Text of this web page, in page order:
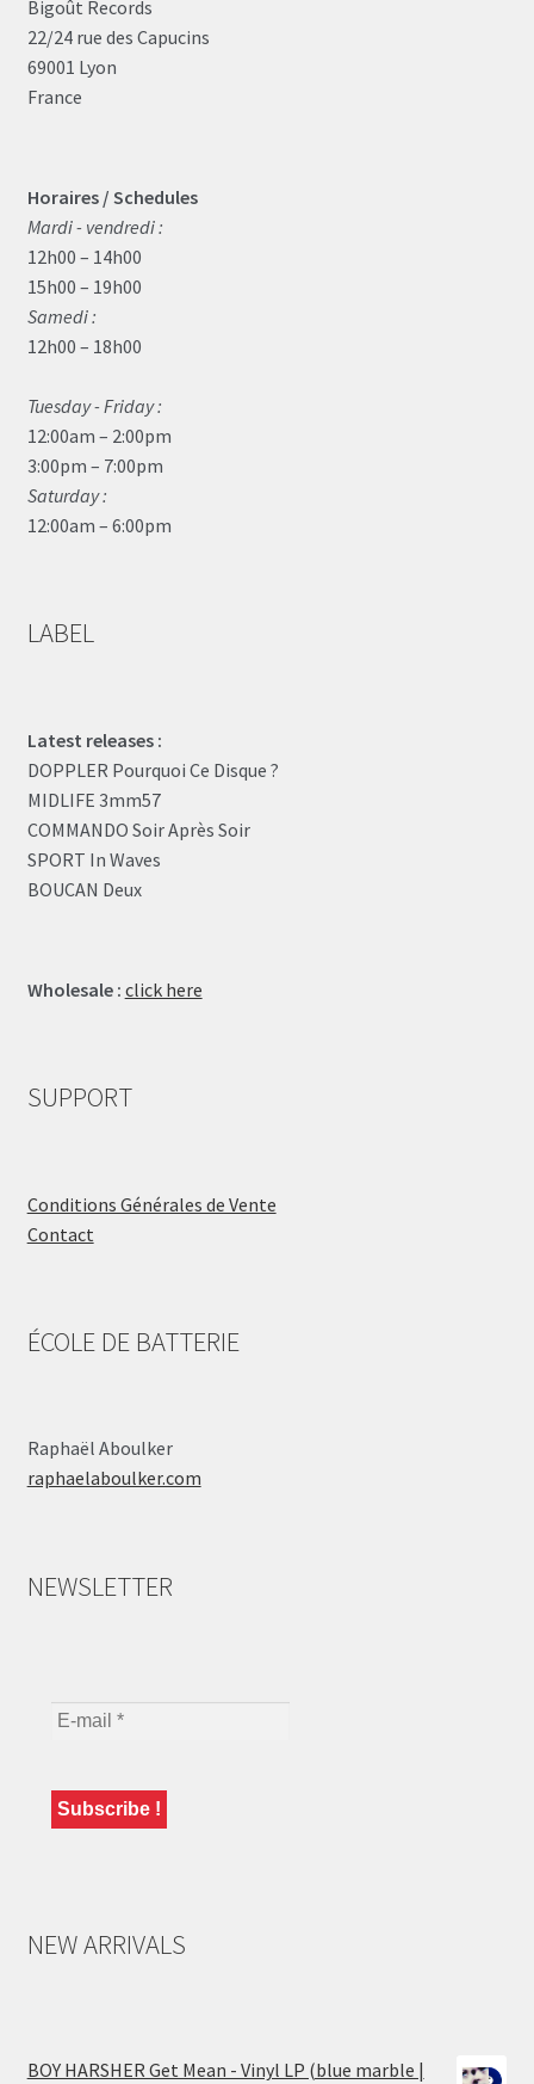
Bigoût Records
22/24 rue des Capucins
69001 Lyon
France
Horaires / Schedules
Mardi - vendredi :
12h00 – 14h00
15h00 – 19h00
Samedi :
12h00 – 18h00
Tuesday - Friday :
12:00am – 2:00pm
3:00pm – 7:00pm
Saturday :
12:00am – 6:00pm
LABEL
Latest releases :
DOPPLER Pourquoi Ce Disque ?
MIDLIFE 3mm57
COMMANDO Soir Après Soir
SPORT In Waves
BOUCAN Deux
Wholesale : click here
SUPPORT
Conditions Générales de Vente
Contact
ÉCOLE DE BATTERIE
Raphaël Aboulker
raphaelaboulker.com
NEWSLETTER
NEW ARRIVALS
BOY HARSHER Get Mean - Vinyl LP (blue marble |